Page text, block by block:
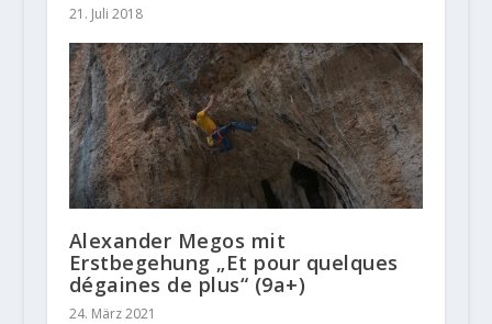
21. Juli 2018
Alexander Megos mit
Erstbegehung „Et pour quelques
dégaines de plus“ (9a+)
24. März 2021